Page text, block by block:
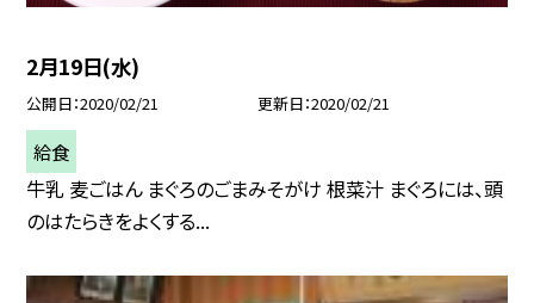
2月19日(水)
公開日 2020/02/21 更新日 2020/02/21
給食
牛乳 麦ごはん まぐろのごまみそがけ 根菜汁 まぐろには、頭
のはたらきをよくする...